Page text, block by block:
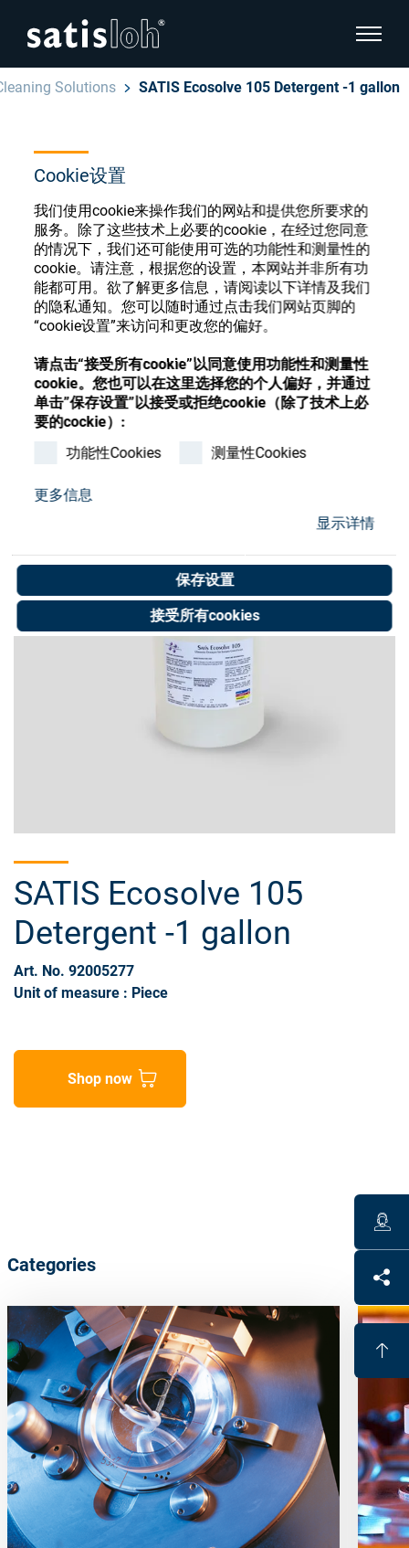
Cookie设置
我们使用cookie来操作我们的网站和提供您所要求的
服务。除了这些技术上必要的cookie，在经过您同意
的情况下，我们还可能使用可选的功能性和测量性的
cookie。请注意，根据您的设置，本网站并非所有功
能都可用。欲了解更多信息，请阅读以下详情及我们
的隐私通知。您可以随时通过点击我们网站页脚的
“cookie设置”来访问和更改您的偏好。
请点击“接受所有cookie”以同意使用功能性和测量性
cookie。您也可以在这里选择您的个人偏好，并通过
单击”保存设置”以接受或拒绝cookie（除了技术上必
要的cockie）:
功能性Cookies
测量性Cookies
更多信息
显示详情
保存设置
接受所有cookies
显示页
汉语
眼镜光学
精密光学
我们是谁
加入我们
Store
隐藏页面导航
English
Deutsch
Español
Français
Solutions SATIS Ecosolve 105 Detergent -1 gallon
眼镜光学耗材商店
注册或登录以访问您的帐户，并了解我们的各
种眼镜光学耗材
注册 登录
SATIS Ecosolve 105
Detergent -1 gallon
Art. No. 92005277
Unit of measure : Piece
Shop now
Categories